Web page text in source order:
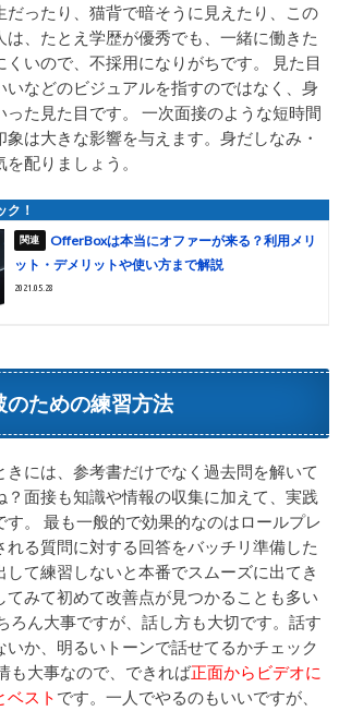
だったり、猫背で暗そうに見えたり、この
は、たとえ学歴が優秀でも、一緒に働きた
くいので、不採用になりがちです。 見た目
いなどのビジュアルを指すのではなく、身
った見た目です。 一次面接のような短時間
は大きな影響を与えます。身だしなみ・
配りましょう。
OfferBoxは本当にオファーが来る？利用メリ
ット・デメリットや使い方まで解説
2021.05.28
のための練習方法
きには、参考書だけでなく過去問を解いて
？面接も知識や情報の収集に加えて、実践
す。 最も一般的で効果的なのはロールプレ
れる質問に対する回答をバッチリ準備した
して練習しないと本番でスムーズに出てき
てみて初めて改善点が見つかることも多い
ろん大事ですが、話し方も大切です。話す
いか、明るいトーンで話せてるかチェック
も大事なので、できれば正面からビデオに
ベスト です。一人でやるのもいいですが、